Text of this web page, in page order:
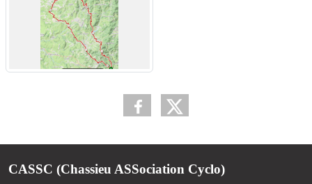
CASSC (Chassieu ASSociation Cyclo)